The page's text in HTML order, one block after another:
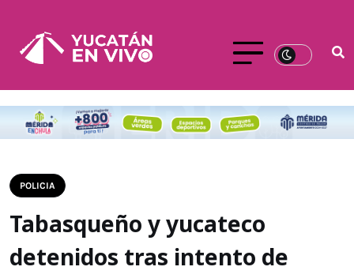
POLICIA
Tabasqueño y yucateco
detenidos tras intento de